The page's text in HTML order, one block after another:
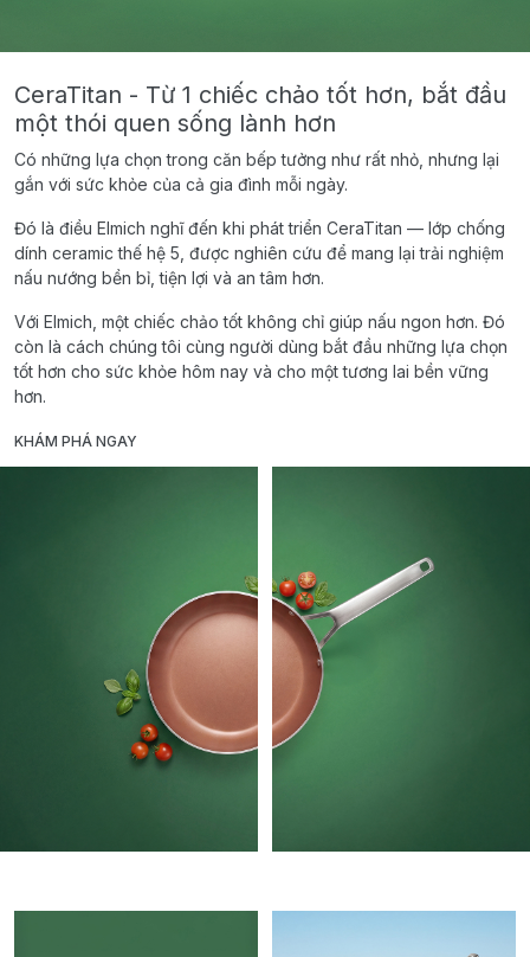
CeraTitan - Từ 1 chiếc chảo tốt hơn, bắt đầu
một thói quen sống lành hơn
Có những lựa chọn trong căn bếp tưởng như rất nhỏ, nhưng lại
gắn với sức khỏe của cả gia đình mỗi ngày.
Đó là điều Elmich nghĩ đến khi phát triển CeraTitan — lớp chống
dính ceramic thế hệ 5, được nghiên cứu để mang lại trải nghiệm
nấu nướng bền bỉ, tiện lợi và an tâm hơn.
Với Elmich, một chiếc chảo tốt không chỉ giúp nấu ngon hơn. Đó
còn là cách chúng tôi cùng người dùng bắt đầu những lựa chọn
tốt hơn cho sức khỏe hôm nay và cho một tương lai bền vững
hơn.
KHÁM PHÁ NGAY